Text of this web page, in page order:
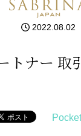
2022.08.02
トナー 取
Pocket